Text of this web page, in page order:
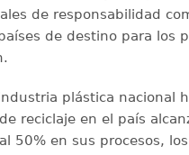
de responsabilidad
de destino para los
plástica nacional
reciclaje en el país
50% en sus procesos,